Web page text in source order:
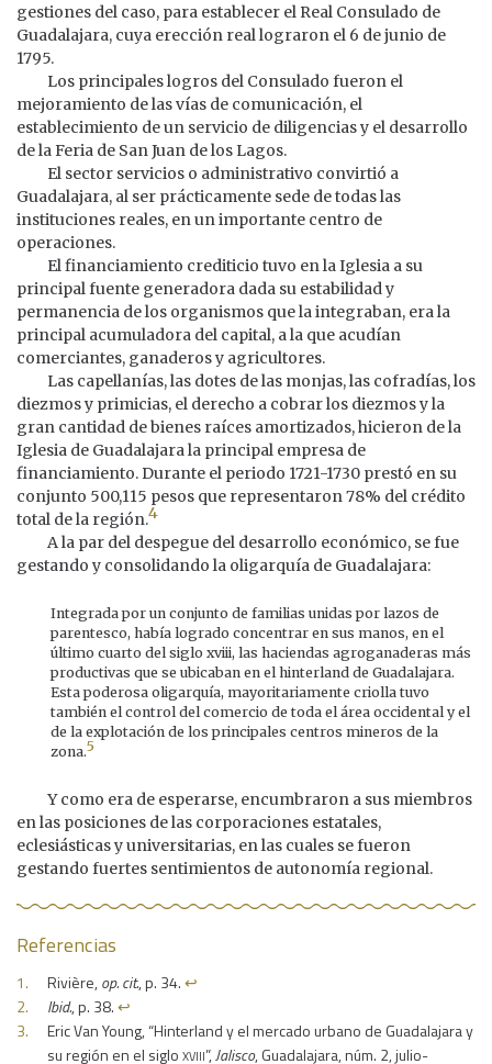
gestiones del caso, para establecer el Real Consulado de
Guadalajara, cuya erección real lograron el 6 de junio de
1795.
Los principales logros del Consulado fueron el
mejoramiento de las vías de comunicación, el
establecimiento de un servicio de diligencias y el desarrollo
de la Feria de San Juan de los Lagos.
El sector servicios o administrativo convirtió a
Guadalajara, al ser prácticamente sede de todas las
instituciones reales, en un importante centro de
operaciones.
El financiamiento crediticio tuvo en la Iglesia a su
principal fuente generadora dada su estabilidad y
permanencia de los organismos que la integraban, era la
principal acumuladora del capital, a la que acudían
comerciantes, ganaderos y agricultores.
Las capellanías, las dotes de las monjas, las cofradías, los
diezmos y primicias, el derecho a cobrar los diezmos y la
gran cantidad de bienes raíces amortizados, hicieron de la
Iglesia de Guadalajara la principal empresa de
financiamiento. Durante el periodo 1721-1730 prestó en su
conjunto 500,115 pesos que representaron 78% del crédito
total de la región.4
A la par del despegue del desarrollo económico, se fue
gestando y consolidando la oligarquía de Guadalajara:
Integrada por un conjunto de familias unidas por lazos de
parentesco, había logrado concentrar en sus manos, en el
último cuarto del siglo xviii, las haciendas agroganaderas más
productivas que se ubicaban en el hinterland de Guadalajara.
Esta poderosa oligarquía, mayoritariamente criolla tuvo
también el control del comercio de toda el área occidental y el
de la explotación de los principales centros mineros de la
zona.5
Y como era de esperarse, encumbraron a sus miembros
en las posiciones de las corporaciones estatales,
eclesiásticas y universitarias, en las cuales se fueron
gestando fuertes sentimientos de autonomía regional.
Referencias
Rivière,op. cit., p. 34.↩︎
Ibid., p. 38.↩︎
Eric Van Young, “Hinterland y el mercado urbano de Guadalajara y
su región en el sigloxviii”,Jalisco, Guadalajara, núm. 2, julio-